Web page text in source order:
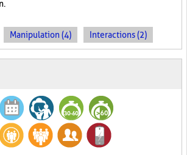
Manipulation (4) Interactions (2)